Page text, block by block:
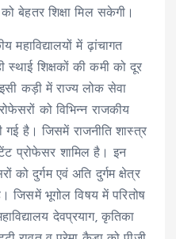
बेहतर शिक्षा मिल सकेगी।
महाविद्यालयों में ढ़ांचागत
शिक्षकों की कमी को दूर
कड़ी में राज्य लोक सेवा
को विभिन्न राजकीय
गई है। जिसमें राजनीति शास्त्र
प्रोफेसर शामिल है। इन
को दुर्गम एवं अति दुर्गम क्षेत्र
जिसमें भूगोल विषय में परितोष
देवप्रयाग, कृतिका